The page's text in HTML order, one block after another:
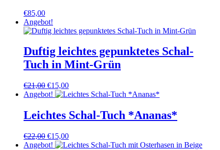
€85,00
Angebot!
Duftig leichtes gepunktetes Schal-
Tuch in Mint-Grün
€21,00 Ursprünglicher
Preis
€21,00
€15,00Aktueller
Preis
€15,00.
Angebot!
Leichtes Schal-Tuch *Ananas*
€22,00 Ursprünglicher
Preis
€15,00Aktueller
Preis
Angebot!